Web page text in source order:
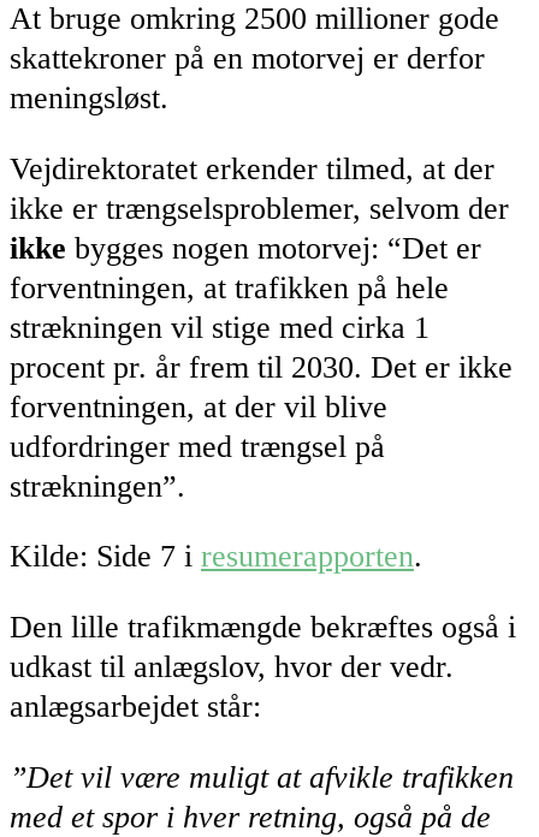
At bruge omkring 2500 millioner gode
skattekroner på en motorvej er derfor
meningsløst.
Vejdirektoratet erkender tilmed, at der
ikke er trængselsproblemer, selvom der
ikke bygges nogen motorvej: “Det er
forventningen, at trafikken på hele
strækningen vil stige med cirka 1
procent pr. år frem til 2030. Det er ikke
forventningen, at der vil blive
udfordringer med trængsel på
strækningen”.
Kilde: Side 7 i resumerapporten.
Den lille trafikmængde bekræftes også i
udkast til anlægslov, hvor der vedr.
anlægsarbejdet står:
”Det vil være muligt at afvikle trafikken
med et spor i hver retning, også på de